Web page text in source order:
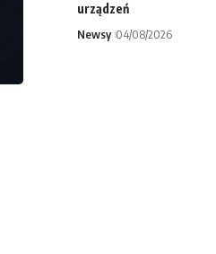
urządzeń
Newsy 04/08/2026